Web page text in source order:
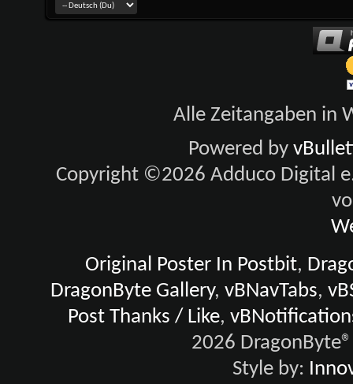
Alle Zeitangaben in
Powered by
Copyright ©2026 Adduco Digital
Original Poster In Postbit,
DragonByte Gallery,vBNavTabs,
Post Thanks / Like,
2026
Style by: